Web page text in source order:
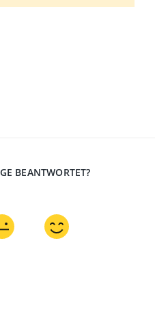
BEANTWORTET?